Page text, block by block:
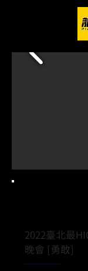
2022臺北最
晚會 [勇敢]